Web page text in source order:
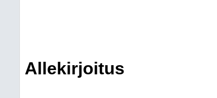
Allekirjoitus